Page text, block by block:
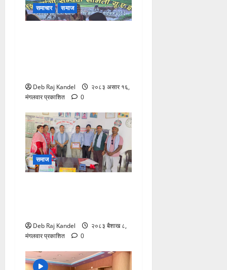
समाचार समाज
Deb Raj Kandel
२०८३ असार १६,
मंगलवार प्रकाशित
0
समाज
Deb Raj Kandel
२०८३ बैशाख ८,
मंगलवार प्रकाशित
0